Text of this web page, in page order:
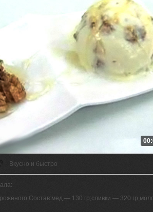
Вкусно и быстро
:
— 130 гр;сливки — 320